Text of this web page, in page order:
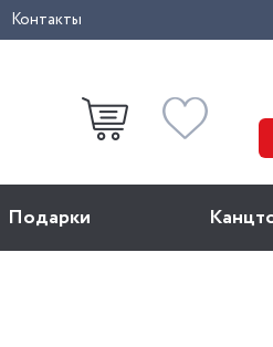
Контакты
Подарки